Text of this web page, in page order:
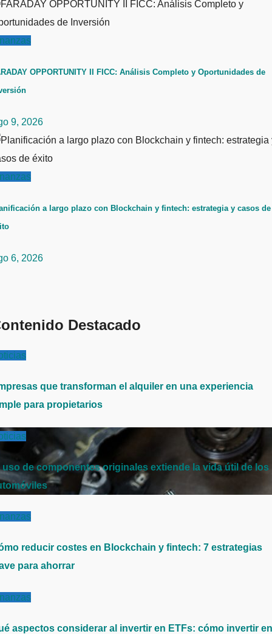
OPPORTUNITY II FICC: Análisis Completo y Oportunidades de
9, 2026
a largo plazo con Blockchain y fintech: estrategia y casos de
6, 2026
Destacado
que transforman el alquiler en una experiencia
para propietarios
uso de componentes originales extiende la vida útil de los
reducir costes en Blockchain y fintech: 7 estrategias
para ahorrar
aspectos considerar al invertir en ETFs: cómo invertir en